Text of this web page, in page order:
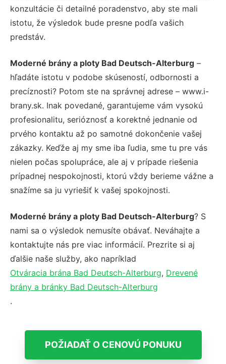
konzultácie či detailné poradenstvo, aby ste mali
istotu, že výsledok bude presne podľa vašich
predstáv.
Moderné brány a ploty Bad Deutsch-Alterburg –
hľadáte istotu v podobe skúseností, odbornosti a
precíznosti? Potom ste na správnej adrese – www.i-
brany.sk. Inak povedané, garantujeme vám vysokú
profesionalitu, serióznosť a korektné jednanie od
prvého kontaktu až po samotné dokončenie vašej
zákazky. Keďže aj my sme iba ľudia, sme tu pre vás
nielen počas spolupráce, ale aj v prípade riešenia
prípadnej nespokojnosti, ktorú vždy berieme vážne a
snažíme sa ju vyriešiť k vašej spokojnosti.
Moderné brány a ploty Bad Deutsch-Alterburg? S
nami sa o výsledok nemusíte obávať. Neváhajte a
kontaktujte nás pre viac informácií. Prezrite si aj
ďalšie naše služby, ako napríklad
Otváracia brána Bad Deutsch-Alterburg, Drevené
brány a bránky Bad Deutsch-Alterburg
.
POŽIADAŤ O CENOVÚ PONUKU